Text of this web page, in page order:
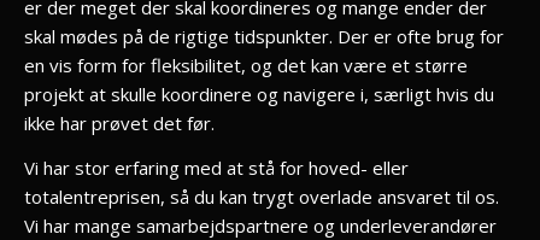
er der meget der skal koordineres og mange ender der
skal mødes på de rigtige tidspunkter. Der er ofte brug for
en vis form for fleksibilitet, og det kan være et større
projekt at skulle koordinere og navigere i, særligt hvis du
ikke har prøvet det før.
Vi har stor erfaring med at stå for hoved- eller
totalentreprisen, så du kan trygt overlade ansvaret til os.
Vi har mange samarbejdspartnere og underleverandører